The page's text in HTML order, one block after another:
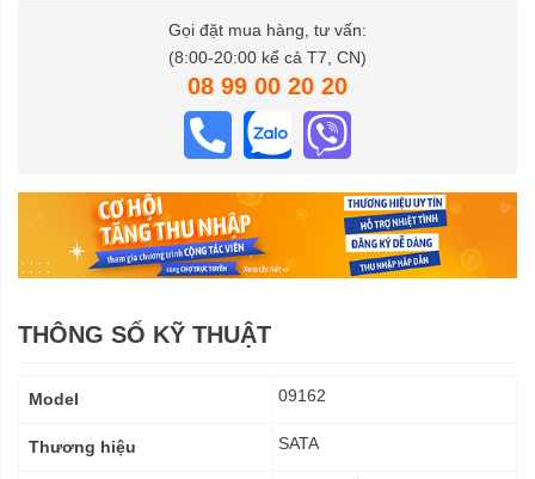
Gọi đặt mua hàng, tư vấn:
(8:00-20:00 kể cả T7, CN)
08 99 00 20 20
THÔNG SỐ KỸ THUẬT
kỹ
Model 09162
Thương hiệu SATA